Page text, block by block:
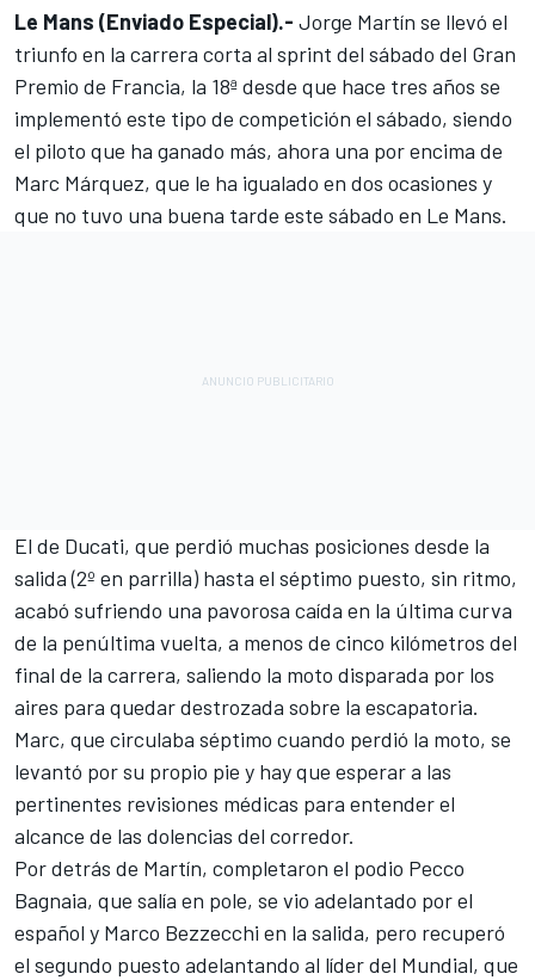
Le Mans (Enviado Especial).- Jorge Martín se llevó el
triunfo en la carrera corta al sprint del sábado del Gran
Premio de Francia, la 18ª desde que hace tres años se
implementó este tipo de competición el sábado, siendo
el piloto que ha ganado más, ahora una por encima de
Marc Márquez, que le ha igualado en dos ocasiones y
que no tuvo una buena tarde este sábado en Le Mans.
El de Ducati, que perdió muchas posiciones desde la
salida (2º en parrilla) hasta el séptimo puesto, sin ritmo,
acabó sufriendo una pavorosa caída en la última curva
de la penúltima vuelta, a menos de cinco kilómetros del
final de la carrera, saliendo la moto disparada por los
aires para quedar destrozada sobre la escapatoria.
Marc, que circulaba séptimo cuando perdió la moto, se
levantó por su propio pie y hay que esperar a las
pertinentes revisiones médicas para entender el
alcance de las dolencias del corredor.
Por detrás de Martín, completaron el podio Pecco
Bagnaia, que salía en pole, se vio adelantado por el
español y Marco Bezzecchi en la salida, pero recuperó
el segundo puesto adelantando al líder del Mundial, que